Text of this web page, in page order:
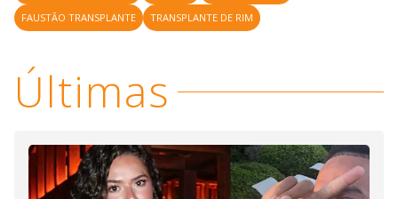
FAUSTÃO TRANSPLANTE
TRANSPLANTE DE RIM
Últimas